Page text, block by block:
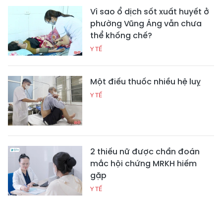
Vì sao ổ dịch sốt xuất huyết ở
phường Vũng Áng vẫn chưa
thể khống chế?
Y TẾ
Một điếu thuốc nhiều hệ luỵ
Y TẾ
2 thiếu nữ được chẩn đoán
mắc hội chứng MRKH hiếm
gặp
Y TẾ